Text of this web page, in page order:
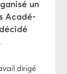
un
Aca­dé­
di­ri­gé